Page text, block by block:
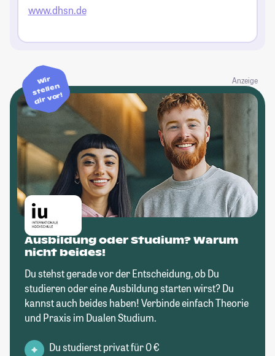
www.dhsn.de
Anzeige
Wir
stellen
dir vor!
Ausbildung oder Studium? Warum
nicht beides!
Du stehst gerade vor der Entscheidung, ob Du
studieren oder eine Ausbildung starten wirst? Du
kannst auch beides haben! Verbinde einfach Theorie
und Praxis im Dualen Studium.
Du studierst privat für 0 €